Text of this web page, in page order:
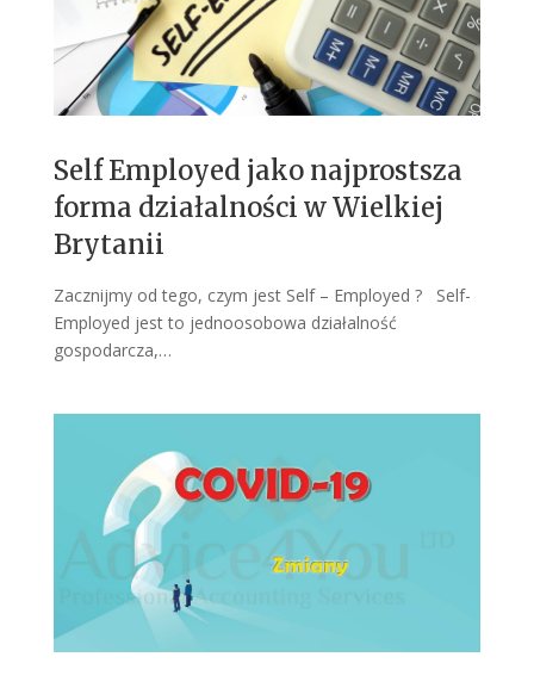
Self Employed jako najprostsza
forma działalności w Wielkiej
Brytanii
Zacznijmy od tego, czym jest Self – Employed ? Self-
Employed jest to jednoosobowa działalność
gospodarcza,…